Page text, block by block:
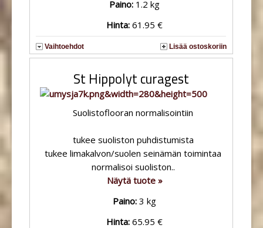
Paino: 1.2 kg
Hinta:61.95 €
Vaihtoehdot Lisää ostoskoriin
St Hippolyt curagest
Suolistoflooran normalisointiin
tukee suoliston puhdistumista
tukee limakalvon/suolen seinämän toimintaa
normalisoi suoliston..
Näytä tuote »
Paino:3 kg
Hinta:65.95 €